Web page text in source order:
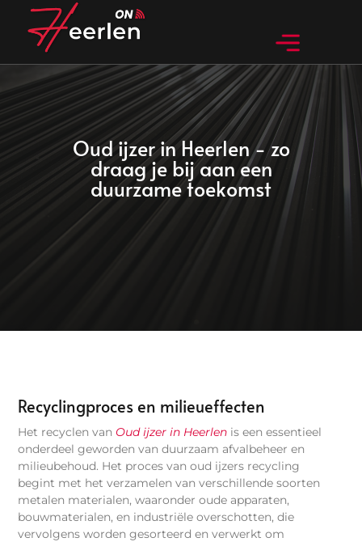
Oud ijzer in Heerlen - zo
draag je bij aan een
duurzame toekomst
Recyclingproces en milieueffecten
Het recyclen van Oud ijzer in Heerlen is een essentieel
onderdeel geworden van duurzaam afvalbeheer en
milieubehoud. Het proces van oud ijzers recycling
begint met het verzamelen van verschillende soorten
metalen materialen, waaronder oude apparaten,
bouwmaterialen, en industriële overschotten, die
vervolgens worden gesorteerd en verwerkt om